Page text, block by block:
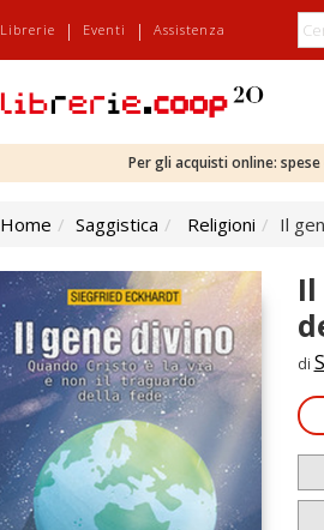
Librerie | Eventi | Assistenza
Per gli acquisti online:
Home Saggistica Religioni Il
di